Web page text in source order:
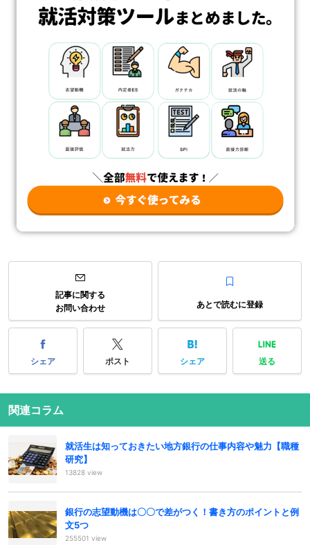
記事に関する
お問い合わせ
あとで読むに登録
シェア ポスト シェア 送る
関連コラム
就活生は知っておきたい地方銀行の仕事内容や魅力【職種
研究】
13828 view
銀行の志望動機は〇〇で差がつく！書き方のポイントと例
文5つ
255501 view